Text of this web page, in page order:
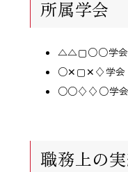
所属学会
△△▢○○学会
○✕▢✕♢学会
○○♢♢○学会
職務上の